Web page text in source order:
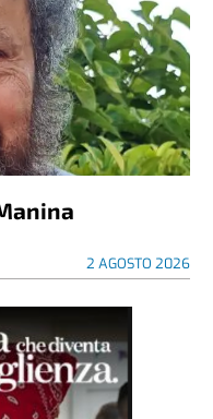
2 AGOSTO 2026